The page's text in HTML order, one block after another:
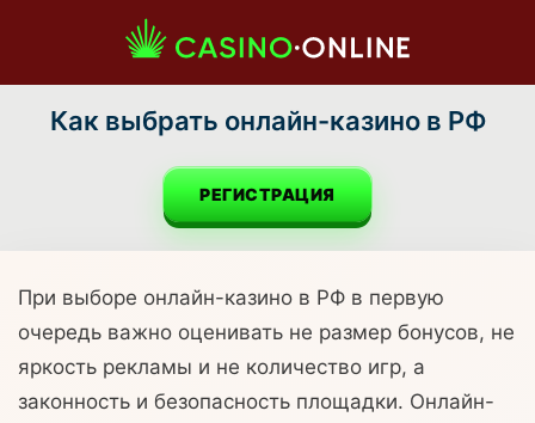
Как выбрать онлайн-казино в РФ
РЕГИСТРАЦИЯ
При выборе онлайн-казино в РФ в первую
очередь важно оценивать не размер бонусов, не
яркость рекламы и не количество игр, а
законность и безопасность площадки. Онлайн-